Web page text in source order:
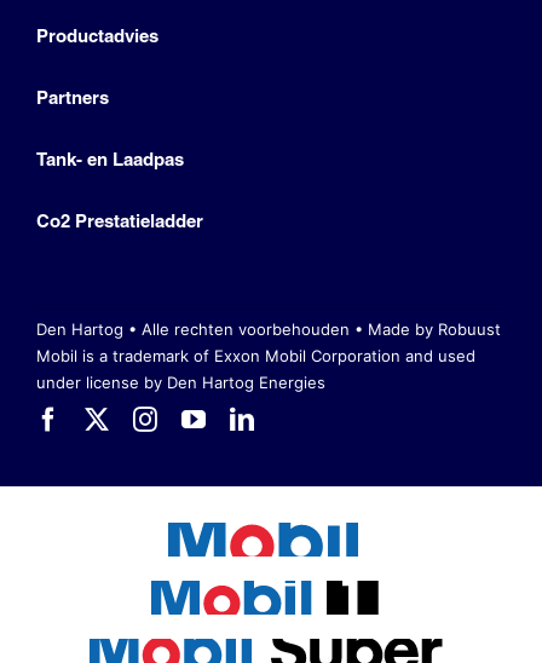
Productadvies
Partners
Tank- en Laadpas
Co2 Prestatieladder
Den Hartog • Alle rechten voorbehouden • Made by Robuust
Mobil is a trademark of Exxon Mobil Corporation and used
under license by Den Hartog Energies